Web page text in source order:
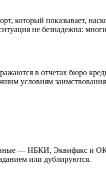
который показывает,
не безнадежна:
в отчетах бюро
условиям
— НБКИ, Эквифакс и
или дублируются.